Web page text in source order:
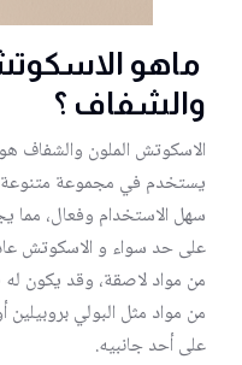
ماهو
والشفاف ؟
الاسكوتش الملون والشفاف
يستخدم في مجموعة متنوعة
سهل الاستخدام وفعال، مما
على حد سواء و الاسكوتش
من مواد لاصقة، وقد يكون
من مواد مثل البولي
على أحد جانبيه.